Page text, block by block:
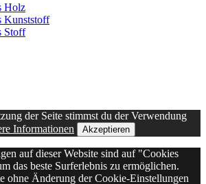
Holz
Kunststoff
Stoff
der Seite stimmst du der Verwendung
Informationen Akzeptieren
auf dieser Website sind auf "Cookies
das beste Surferlebnis zu ermöglichen.
ohne Änderung der Cookie-Einstellungen